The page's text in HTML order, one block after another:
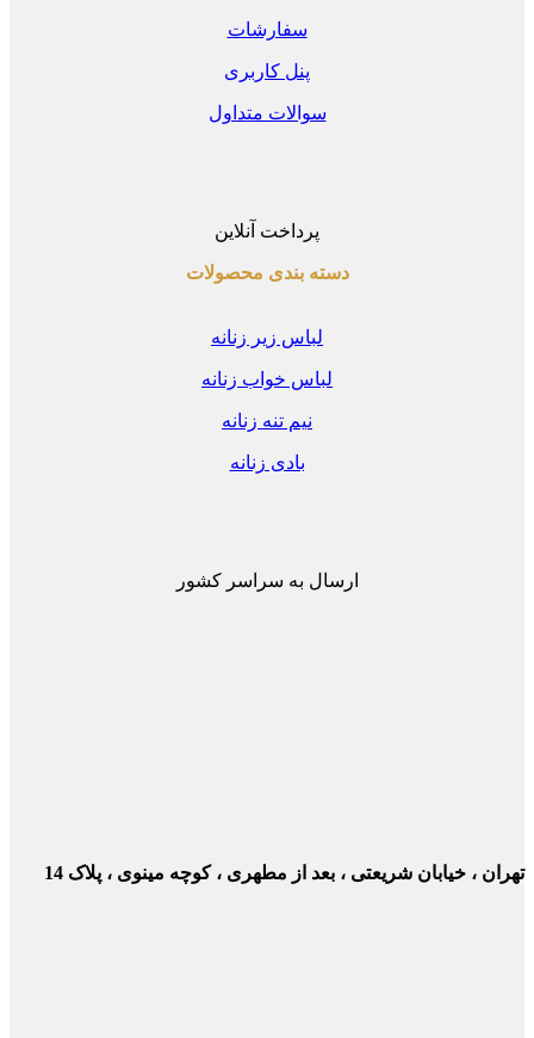
سفارشات
پنل کاربری
سوالات متداول
پرداخت آنلاین
دسته بندی محصولات
لباس زیر زنانه
لباس خواب زنانه
نیم تنه زنانه
بادی زنانه
ارسال به سراسر کشور
، خیابان شریعتی ، بعد از مطهری ، کوچه مینوی ، پلاک 14